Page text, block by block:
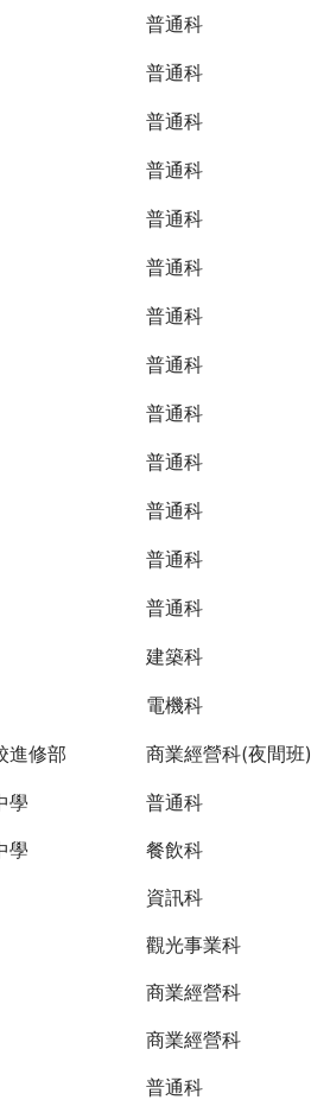
普通科
普通科
普通科
普通科
普通科
普通科
普通科
普通科
普通科
普通科
普通科
普通科
普通科
建築科
電機科
進修部 商業經營科(夜間班)
學
普通科
學
餐飲科
資訊科
觀光事業科
商業經營科
商業經營科
普通科